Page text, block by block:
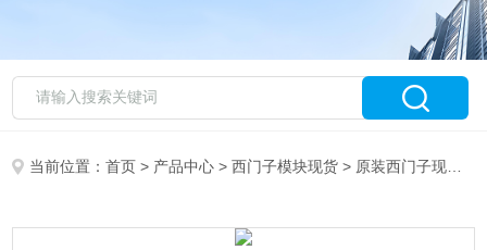
当前位置：首页 > 产品中心 >西门子模块现货 > 原装西门子现货